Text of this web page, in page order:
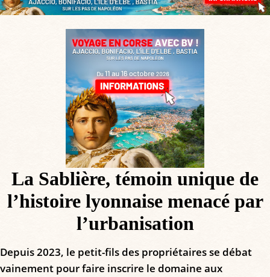
La Sablière, témoin unique de
l’histoire lyonnaise menacé par
l’urbanisation
Depuis 2023, le petit-fils des propriétaires se débat
vainement pour faire inscrire le domaine aux